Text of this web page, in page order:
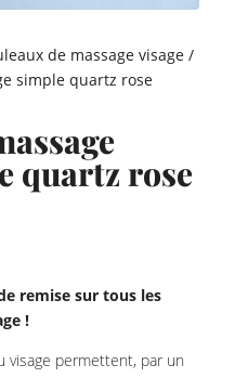
de massage visage/
simple quartz rose
quartz rose
actuel
:
remise sur tous les
!
visage permettent, par un